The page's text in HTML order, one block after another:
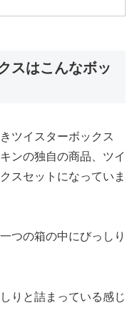
スはこんなボッ
ツイスターボックス
ンの独自の商品、ツイ
スセットになっていま
つの箱の中にびっしり
りと詰まっている感じ